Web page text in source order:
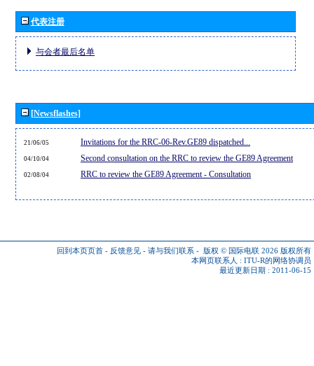
代表注册
与会者最后名单
[Newsflashes]
21/06/05 Invitations for the RRC-06-Rev.GE89 dispatched...
04/10/04 Second consultation on the RRC to review the GE89 Agreement
02/08/04 RRC to review the GE89 Agreement - Consultation
回到本页页首 - 反馈意见 - 请与我们联系 - 版权 © 国际电联 2026 版权所有
本网页联系人 : ITU-R的网络协调员
最近更新日期 : 2011-06-15